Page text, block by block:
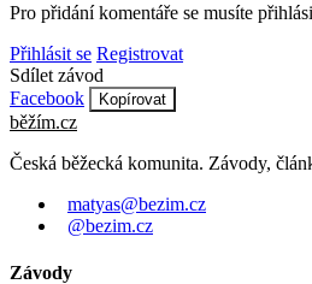
Pro přidání komentáře se musíte
Přihlásit se Registrovat
Sdílet závod
Facebook
Kopírovat
běžím.cz
Česká běžecká komunita. Závody,
matyas@bezim.cz
@bezim.cz
Závody